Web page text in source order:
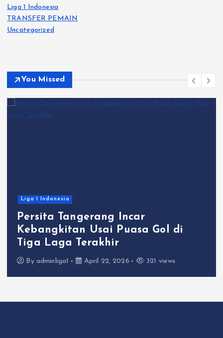
Liga 1 Indonesia
TRANSFER PEMAIN
Uncategorized
You Missed
Liga 1 Indonesia
Persita Tangerang Incar
Kebangkitan Usai Puasa Gol di
Tiga Laga Terakhir
By adminliga1 April 22, 2026 321 views